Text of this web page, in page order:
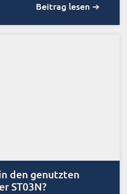
Beitrag lesen ➔
den genutzten
ST03N?